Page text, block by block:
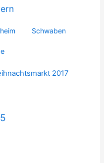
Schwaben
2017